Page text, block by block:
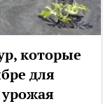
которые
для
урожая